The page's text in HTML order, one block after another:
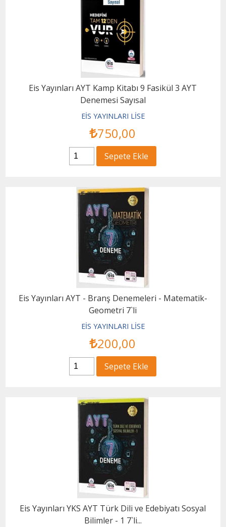
Eis Yayınları AYT Kamp Kitabı 9 Fasikül 3 AYT
Denemesi Sayısal
EİS YAYINLARI LİSE
750,00
Sepete Ekle
Eis Yayınları AYT - Branş Denemeleri - Matematik-
Geometri 7`li
EİS YAYINLARI LİSE
200,00
Sepete Ekle
Eis Yayınları YKS AYT Türk Dili ve Edebiyatı Sosyal
Bilimler - 1 7`li...